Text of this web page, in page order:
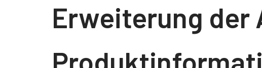
Google Tag Manager Agentur
Erweiterung der